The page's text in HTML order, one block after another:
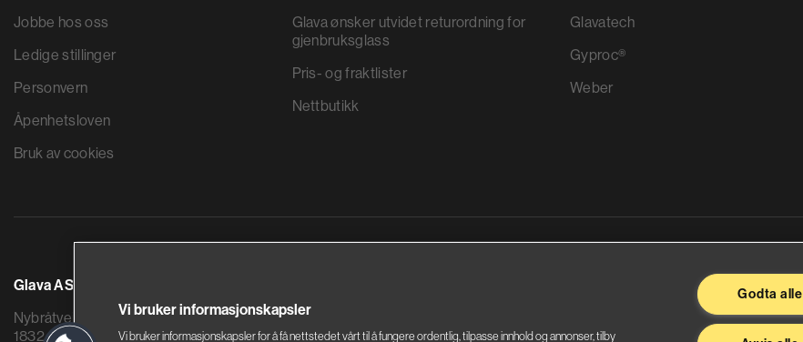
Jobbe hos oss
Ledige stillinger
Personvern
Åpenhetsloven
Bruk av cookies
Glava ønsker utvidet returordning for
gjenbruksglass
Pris- og fraktlister
Nettbutikk
Glavatech
Gyproc®
Weber
Glava AS
Nybråtveien 2
1832 Askim
Sandstuveien 68
0680 Oslo
Vi bruker informasjonskapsler
Vi bruker informasjonskapsler for å få nettstedet vårt til å fungere ordentlig, tilpasse innhold og annonser, tilby
Godta alle